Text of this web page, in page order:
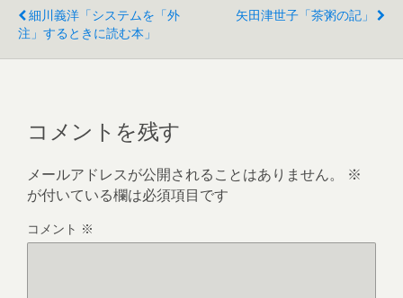
細川義洋「システムを「外
注」するときに読む本」
矢田津世子「茶粥の記」
コメントを残す
メールアドレスが公開されることはありません。
※
が付いている欄は必須項目です
コメント ※